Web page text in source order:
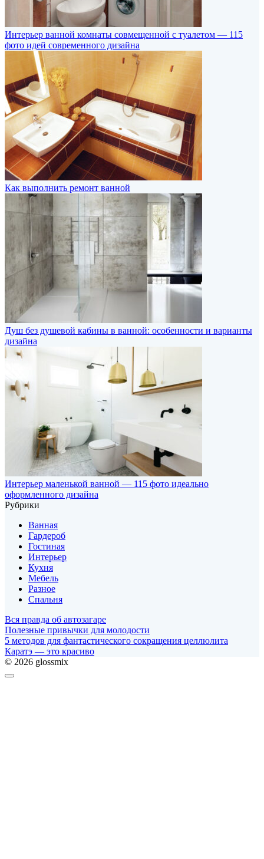
Интерьер ванной комнаты совмещенной с туалетом — 115
фото идей современного дизайна
Как выполнить ремонт ванной
Душ без душевой кабины в ванной: особенности и варианты
дизайна
Интерьер маленькой ванной — 115 фото идеально
оформленного дизайна
Рубрики
Ванная
Гардероб
Гостиная
Интерьер
Кухня
Мебель
Разное
Спальня
Вся правда об автозагаре
Полезные привычки для молодости
5 методов для фантастического сокращения целлюлита
Каратэ — это красиво
© 2026 glossmix